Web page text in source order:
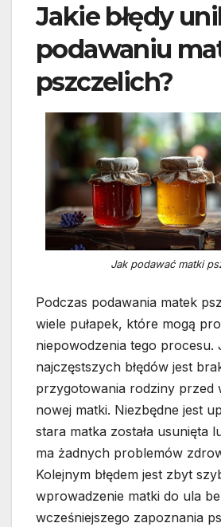
Jakie błędy
podawaniu
pszczelich?
Jak podawać matki
Podczas podawania matek
wiele pułapek, które mogą
niepowodzenia tego procesu.
najczęstszych błędów jest
przygotowania rodziny przed
nowej matki. Niezbędne jest
stara matka została usunięta
ma żadnych problemów
Kolejnym błędem jest zbyt
wprowadzenie matki do ula
wcześniejszego zapoznania